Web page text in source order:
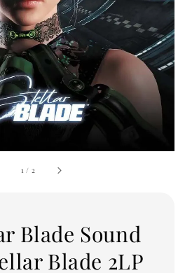
1 / 2
Blade Sound
Blade 2LP